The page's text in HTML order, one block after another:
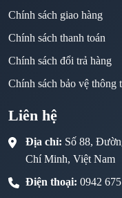
Chính sách giao hàng
Chính sách thanh toán
Chính sách đổi trả hàng
Chính sách bảo vệ thông
Liên hệ
Địa chỉ: Số 88,
Chí Minh, Việt Nam
Điện thoại: 0942